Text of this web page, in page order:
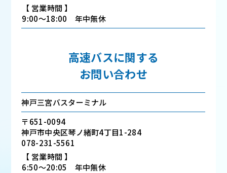
【 営業時間 】
9:00～18:00 年中無休
高速バスに関する
お問い合わせ
神戸三宮バスターミナル
〒651-0094
神戸市中央区琴ノ緒町4丁目1-284
078-231-5561
【 営業時間 】
6:50～20:05 年中無休